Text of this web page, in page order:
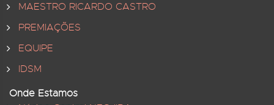
MAESTRO RICARDO CASTRO
PREMIAÇÕES
EQUIPE
IDSM
Onde Estamos